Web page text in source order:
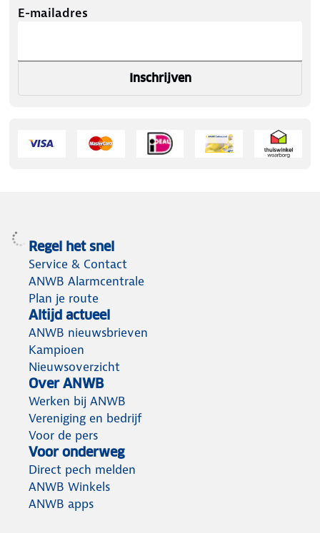
E-mailadres
Inschrijven
Regel het snel
Service & Contact
ANWB Alarmcentrale
Plan je route
Altijd actueel
ANWB nieuwsbrieven
Kampioen
Nieuwsoverzicht
Over ANWB
Werken bij ANWB
Vereniging en bedrijf
Voor de pers
Voor onderweg
Direct pech melden
ANWB Winkels
ANWB apps